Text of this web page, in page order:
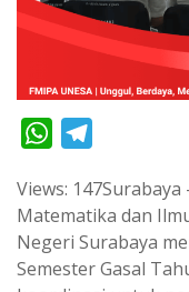
W
a
t
l
e
g
Views:
Matematika dan
Negeri Surabaya
Semester Gasal